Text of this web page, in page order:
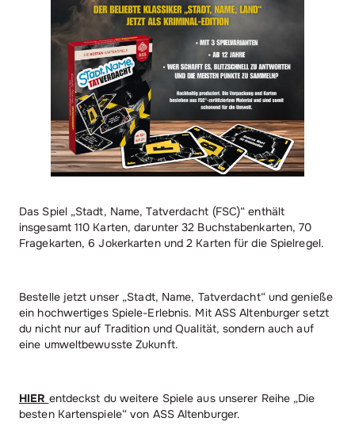
Das Spiel „Stadt, Name, Tatverdacht (FSC)“ enthält
insgesamt 110 Karten, darunter 32 Buchstabenkarten, 70
Fragekarten, 6 Jokerkarten und 2 Karten für die Spielregel.
Bestelle jetzt unser „Stadt, Name, Tatverdacht“ und genieße
ein hochwertiges Spiele-Erlebnis. Mit ASS Altenburger setzt
du nicht nur auf Tradition und Qualität, sondern auch auf
eine umweltbewusste Zukunft.
HIER entdeckst du weitere Spiele aus unserer Reihe „Die
besten Kartenspiele“ von ASS Altenburger.